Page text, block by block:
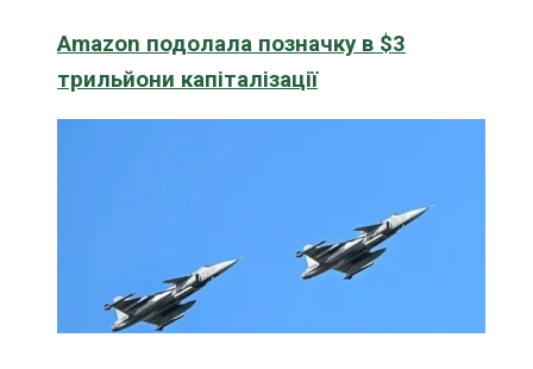
Amazon подолала позначку в $3
трильйони капіталізації